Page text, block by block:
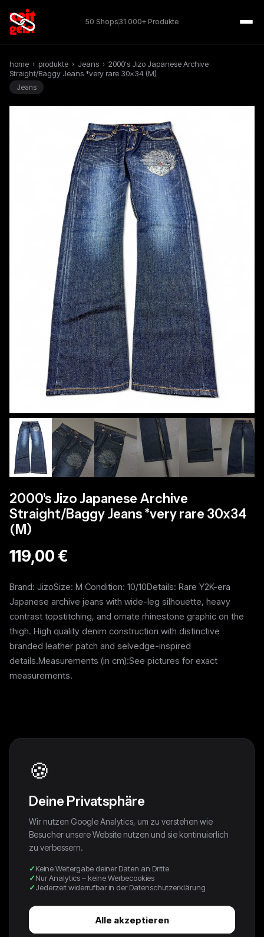
50 Shops31.000+ Produkte
home › produkte › Jeans › 2000's Jizo Japanese Archive
Straight/Baggy Jeans *very rare 30x34 (M)
Jeans
2000's Jizo Japanese Archive
Straight/Baggy Jeans *very rare 30x34
(M)
119,00 €
Brand: JizoSize: M Condition: 10/10Details: Rare Y2K-era
Japanese archive jeans with wide-leg silhouette, heavy
contrast topstitching, and ornate rhinestone graphic on the
thigh. High quality denim construction with distinctive
branded leather patch and selvedge-inspired
details.Measurements (in cm):See pictures for exact
measurements.
Weitere Pieces
Vintage Dolce & Gabbana Y2K
Vintage True Religion Y2K Low
🍪
Deine Privatsphäre
Wir nutzen Google Analytics, um zu verstehen wie
Besucher unsere Website nutzen und sie kontinuierlich
zu verbessern.
Keine Weitergabe deiner Daten an Dritte
Nur Analytics – keine Werbecookies
Jederzeit widerrufbar in der Datenschutzerklärung
Alle akzeptieren